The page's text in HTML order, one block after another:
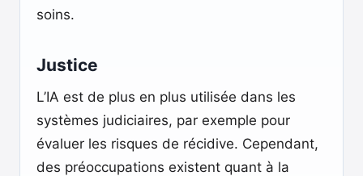
soins.
Justice
L’IA est de plus en plus utilisée dans les
systèmes judiciaires, par exemple pour
évaluer les risques de récidive. Cependant,
des préoccupations existent quant à la